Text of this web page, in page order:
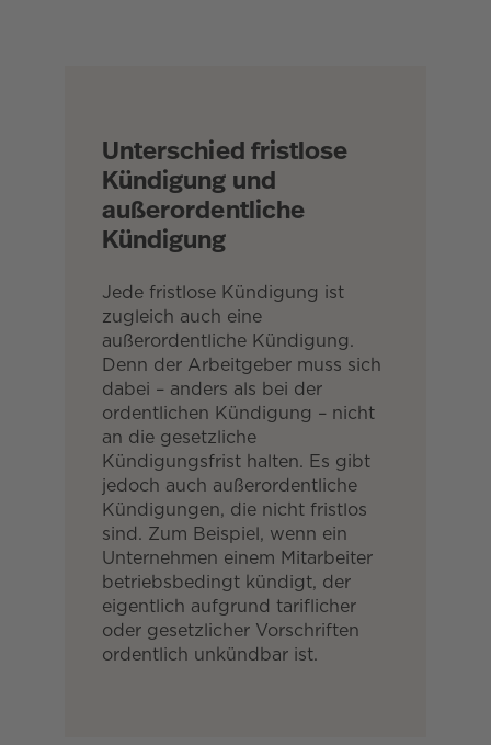
Unterschied fristlose
Kündigung und
außerordentliche
Kündigung
Jede fristlose Kündigung ist
zugleich auch eine
außerordentliche Kündigung.
Denn der Arbeitgeber muss sich
dabei – anders als bei der
ordentlichen Kündigung – nicht
an die gesetzliche
Kündigungsfrist halten. Es gibt
jedoch auch außerordentliche
Kündigungen, die nicht fristlos
sind. Zum Beispiel, wenn ein
Unternehmen einem Mitarbeiter
betriebsbedingt kündigt, der
eigentlich aufgrund tariflicher
oder gesetzlicher Vorschriften
ordentlich unkündbar ist.